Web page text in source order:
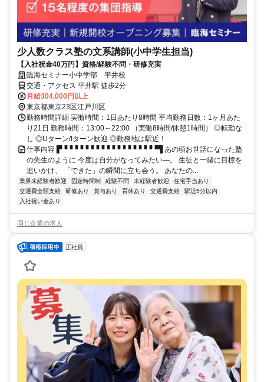
【入社祝金40万円】資格/経験不問・研修充実
交通・アクセス 平井駅 徒歩2分
月給304,000円以上
東京都東京23区江戸川区
勤務時間詳細 実働時間：1日あたり8時間 平均勤務日数：1ヶ月あた
り21日 勤務時間：13:00～22:00 （実働8時間/休憩1時間） ◎転勤な
し ◎Uターン/Iターン歓迎 ◎勤務地は駅近！
仕事内容 ▛▝▝▝▝▝▝▝▝▝▝▝▝▝▝▝▝▝▝▜ あの頃お世話になった塾
の先生のように 今度は自分がなってみたい―。 生徒と一緒に目標を
追いかけ、 「できた」の瞬間に立ち会う。 あなたの...
業界未経験者歓迎 固定時間制 未経験者歓迎
住宅手当あり
交通費全額支給
研修あり 育休あり 交通費支給
駅近5分以内
入社祝い金あり
同じ企業の求人
正社員